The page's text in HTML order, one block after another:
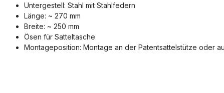
Untergestell: Stahl mit Stahlfedern
Länge: ~ 270 mm
Breite: ~ 250 mm
Ösen für Satteltasche
Montageposition: Montage an der Patentsattelstütze oder